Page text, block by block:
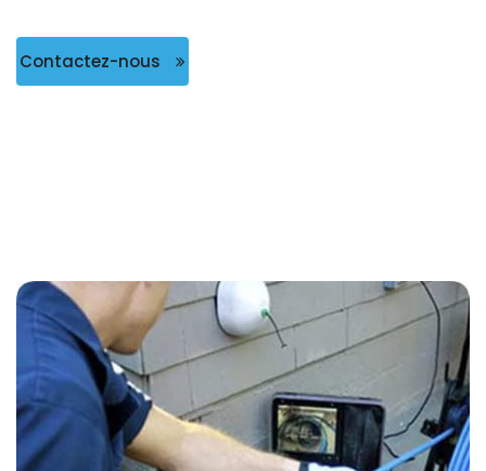
Contactez-nous